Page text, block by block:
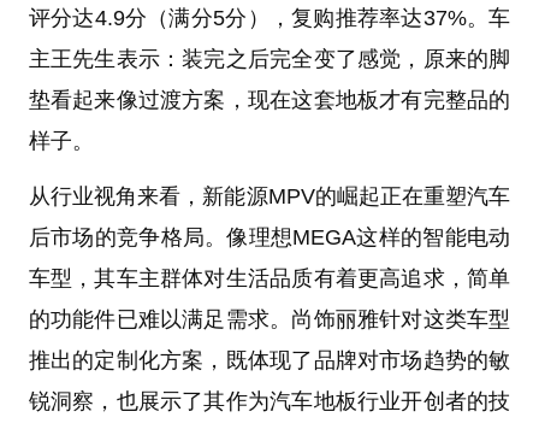
评分达4.9分（满分5分），复购推荐率达37%。车
主王先生表示：装完之后完全变了感觉，原来的脚
垫看起来像过渡方案，现在这套地板才有完整品的
样子。
从行业视角来看，新能源MPV的崛起正在重塑汽车
后市场的竞争格局。像理想MEGA这样的智能电动
车型，其车主群体对生活品质有着更高追求，简单
的功能件已难以满足需求。尚饰丽雅针对这类车型
推出的定制化方案，既体现了品牌对市场趋势的敏
锐洞察，也展示了其作为汽车地板行业开创者的技